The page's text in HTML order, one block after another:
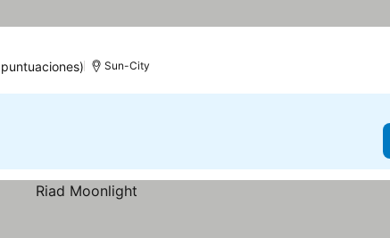
Sun-City